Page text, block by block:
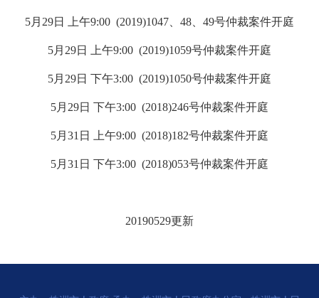
5月29日 上午9:00 (2019)1047、48、49号仲裁案件开庭
5月29日 上午9:00 (2019)1059号仲裁案件开庭
5月29日 下午3:00 (2019)1050号仲裁案件开庭
5月29日 下午3:00 (2018)246号仲裁案件开庭
5月31日 上午9:00 (2018)182号仲裁案件开庭
5月31日 下午3:00 (2018)053号仲裁案件开庭
20190529更新